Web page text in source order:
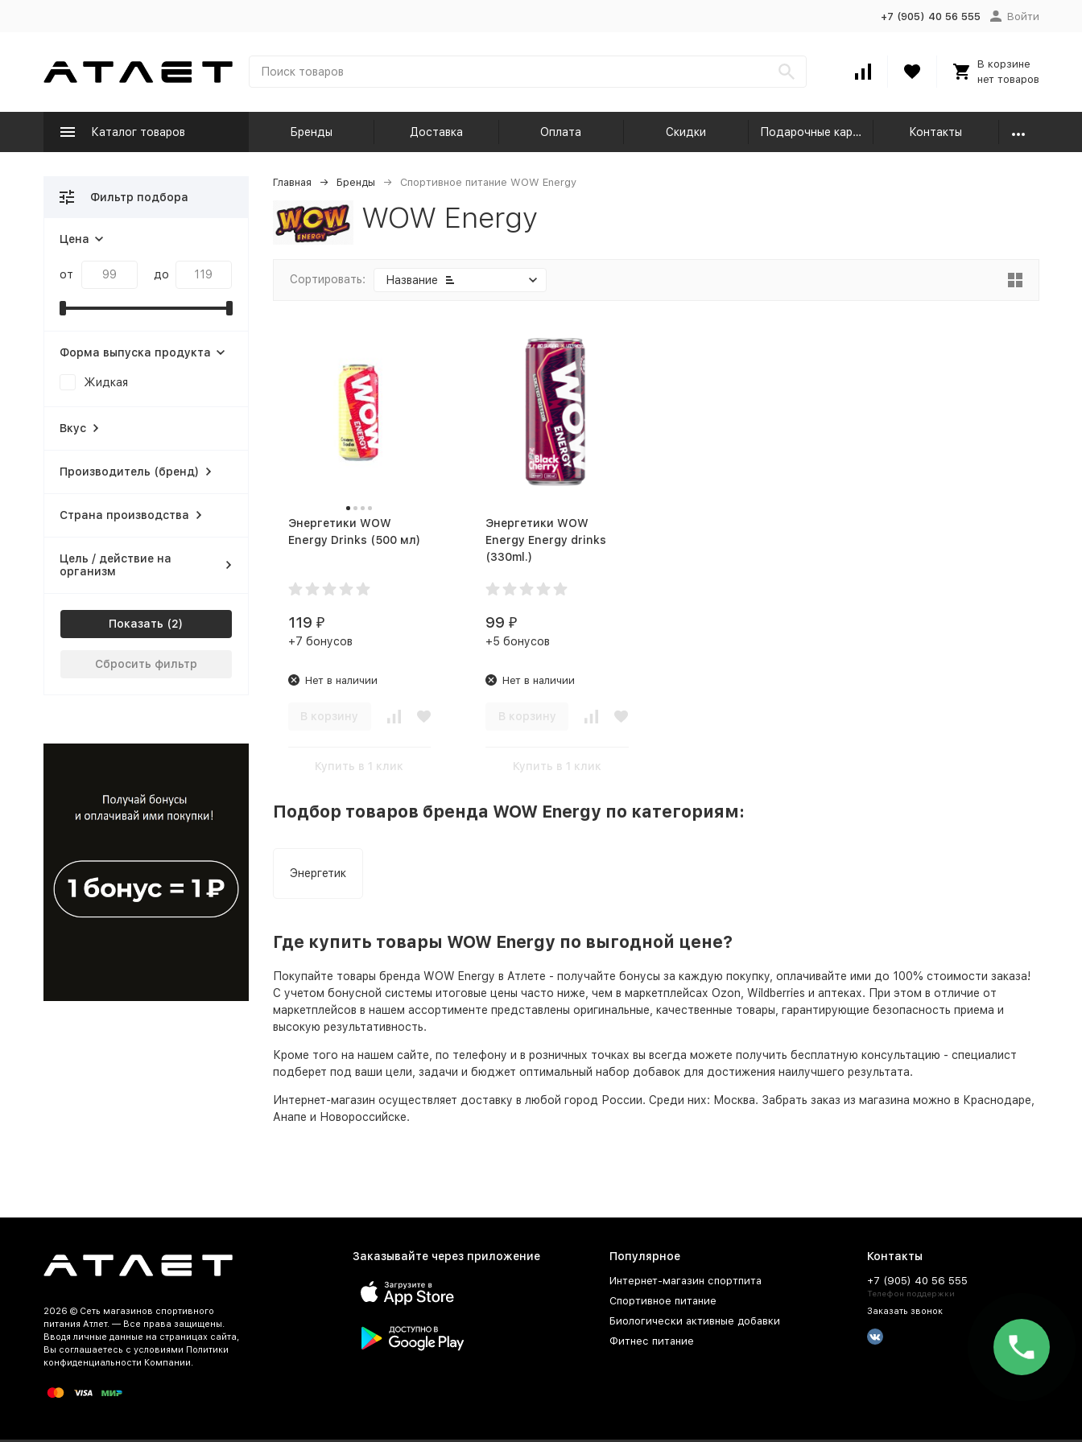
+7 (905) 40 56 555 Войти
В корзине
нет товаров
Каталог товаров Бренды Доставка Оплата Скидки Подарочные карты Контакты
Главная Бренды Спортивное питание WOW Energy
WOW Energy
Сортировать: Название
Энергетики WOW
Energy Drinks (500 мл)
119 ₽
+7 бонусов
Нет в наличии
В корзину
Купить в 1 клик
Энергетики WOW
Energy Energy drinks
(330ml.)
99 ₽
+5 бонусов
Нет в наличии
В корзину
Купить в 1 клик
Подбор товаров бренда WOW Energy по категориям:
Энергетик
Где купить товары WOW Energy по выгодной цене?
Покупайте товары бренда WOW Energy в Атлете - получайте бонусы за каждую покупку, оплачивайте ими до 100% стоимости заказа!
С учетом бонусной системы итоговые цены часто ниже, чем в маркетплейсах Ozon, Wildberries и аптеках. При этом в отличие от
маркетплейсов в нашем ассортименте представлены оригинальные, качественные товары, гарантирующие безопасность приема и
высокую результативность.
Кроме того на нашем сайте, по телефону и в розничных точках вы всегда можете получить бесплатную консультацию - специалист
подберет под ваши цели, задачи и бюджет оптимальный набор добавок для достижения наилучшего результата.
Интернет-магазин осуществляет доставку в любой город России. Среди них: Москва. Забрать заказ из магазина можно в Краснодаре,
Анапе и Новороссийске.
Фильтр подбора
Цена
от до
Форма выпуска продукта
Жидкая
Вкус
Производитель (бренд)
Страна производства
Цель / действие на
организм
Показать
Сбросить фильтр
2026 © Сеть магазинов спортивного
питания Атлет. — Все права защищены.
Вводя личные данные на страницах сайта,
Вы соглашаетесь c условиями Политики
конфиденциальности Компании.
Заказывайте через приложение Популярное
Интернет-магазин спортпита
Спортивное питание
Биологически активные добавки
Фитнес питание
Контакты
+7 (905) 40 56 555
Телефон поддержки
Заказать звонок